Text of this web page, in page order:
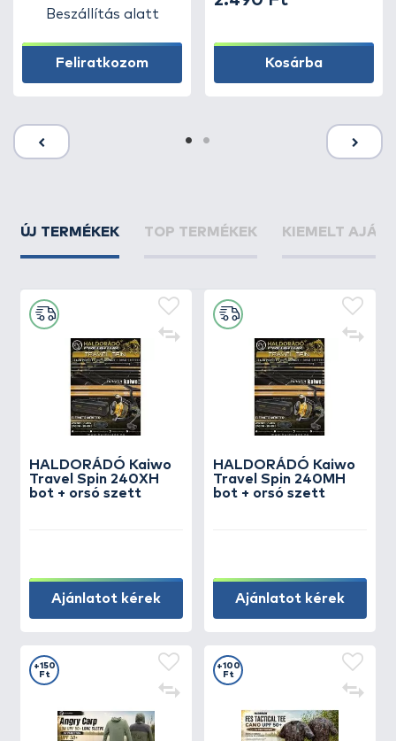
Beszállítás alatt
Feliratkozom Kosárba
ÚJ TERMÉKEK TOP TERMÉKEK KIEMELT
HALDORÁDÓ Kaiwo
Travel Spin 240XH
bot + orsó szett
Ajánlatot kérek
HALDORÁDÓ Kaiwo
Travel Spin 240MH
bot + orsó szett
Ajánlatot kérek
+150
Ft
+100
Ft